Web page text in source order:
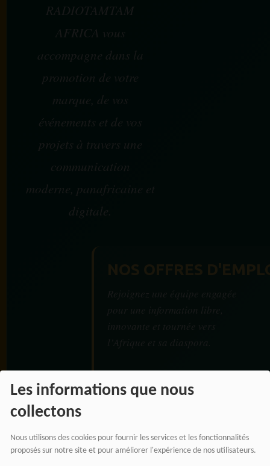
Les informations que nous
collectons
Nous utilisons des cookies pour fournir les services et les fonctionnalités
proposés sur notre site et pour améliorer l'expérience de nos utilisateurs.
RADIOTAMTAM
AFRICA vous
accompagne dans la
promotion de votre
marque, de vos
événements et de vos
projets à travers une
communication
moderne, panafricaine et
digitale.
AFRICA — LA PAROLE
EST UNE FORCE